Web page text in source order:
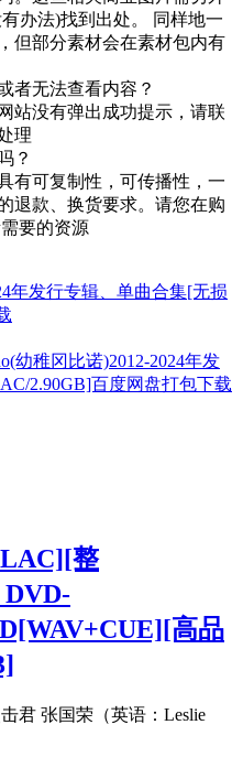
办法)找到出处。 同样地一
但部分素材会在素材包内有
者无法查看内容？
站没有弹出成功提示，请联
理
？
有可复制性，可传播性，一
退款、换货要求。请您在购
要的资源
年发行专辑、单曲合集[无损
幼稚冈比诺)2012-2024年发
2.90GB]百度网盘打包下载
整
高品
君 张国荣（英语：Leslie